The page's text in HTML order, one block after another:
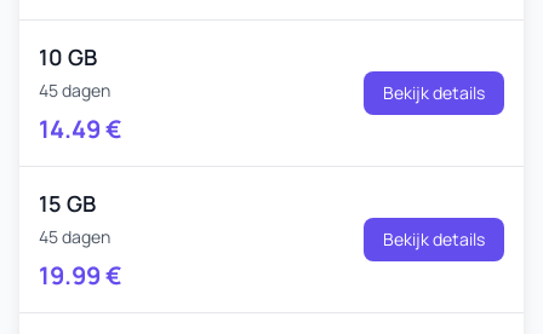
10 GB
45 dagen
14.49€
Bekijk details
15 GB
45 dagen
19.99€
Bekijk details